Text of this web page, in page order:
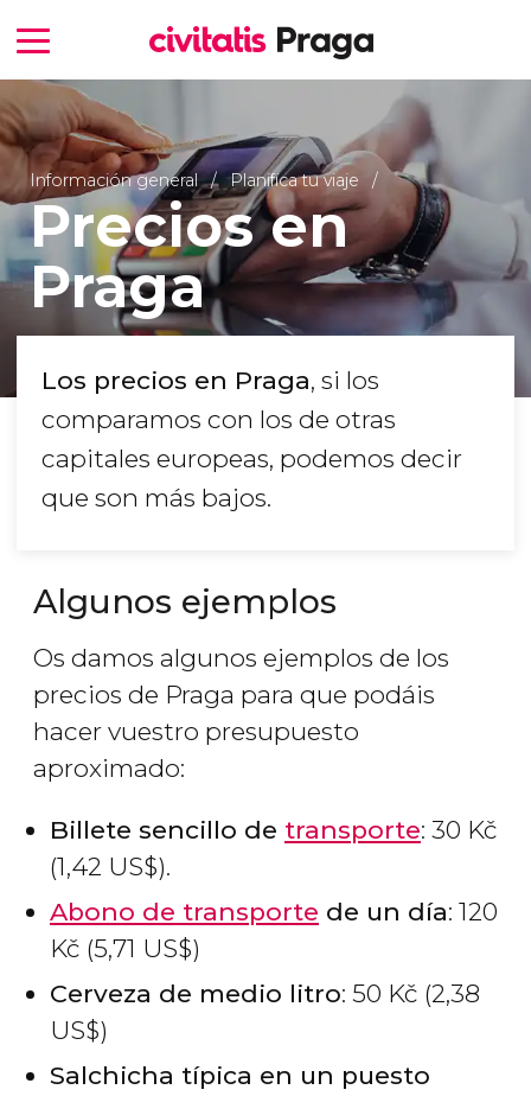
Información general Planifica tu viaje
Precios en
Praga
Los precios en Praga, si los
comparamos con los de otras
capitales europeas, podemos decir
que son más bajos.
Algunos ejemplos
Os damos algunos ejemplos de los
precios de Praga para que podáis
hacer vuestro presupuesto
aproximado:
Billete sencillo de transporte: 30 Kč
(1,42 US$).
Abono de transporte de un día: 120
Kč (5,71 US$)
Cerveza de medio litro: 50 Kč (2,38
US$)
Salchicha típica en un puesto